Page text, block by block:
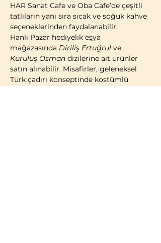
HAR Sanat Cafe ve Oba Cafe’de çeşitli
tatlıların yanı sıra sıcak ve soğuk kahve
seçeneklerinden faydalanabilir.
Hanlı Pazar hediyelik eşya
mağazasında Diriliş Ertuğrul ve
Kuruluş Osman dizilerine ait ürünler
satın alınabilir. Misafirler, geleneksel
Türk çadırı konseptinde kostümlü